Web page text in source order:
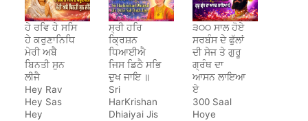
ਹੇ ਰਵਿ ਹੇ ਸਸਿ
ਹੇ ਕਰੁਣਾਨਿਧਿ
ਮੇਰੀ ਅਬੈ
ਬਿਨਤੀ ਸੁਨ
ਲੀਜੈ
Hey Rav
Hey Sas
Hey
ਸ੍ਰੀ ਹਰਿ
ਕ੍ਰਿਸ਼ਨ
ਧਿਆਈਐ
ਜਿਸ ਡਿਠੈ ਸਭਿ
ਦੁਖ ਜਾਇ ॥
Sri
HarKrishan
Dhiaiyai Jis
੩੦੦ ਸਾਲ ਹੋਏ
ਸਰਬੰਸ ਦੇ ਫੁੱਲਾਂ
ਦੀ ਸੇਜ ਤੇ ਗੁਰੂ
ਗ੍ਰੰਥ ਦਾ
ਆਸਨ ਲਾਇਆ
ਏ
300 Saal
Hoye